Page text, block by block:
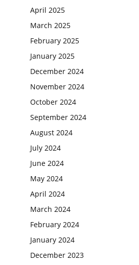
April 2025
March 2025
February 2025
January 2025
December 2024
November 2024
October 2024
September 2024
August 2024
July 2024
June 2024
May 2024
April 2024
March 2024
February 2024
January 2024
December 2023